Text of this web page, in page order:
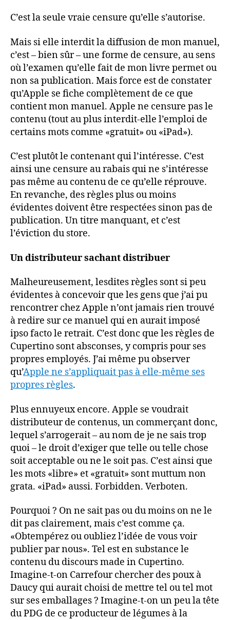
C’est la seule vraie censure qu’elle s’autorise.
Mais si elle interdit la diffusion de mon manuel,
c’est – bien sûr – une forme de censure, au sens
où l’examen qu’elle fait de mon livre permet ou
non sa publication. Mais force est de constater
qu’Apple se fiche complètement de ce que
contient mon manuel. Apple ne censure pas le
contenu (tout au plus interdit-elle l’emploi de
certains mots comme «gratuit» ou «iPad»).
C’est plutôt le contenant qui l’intéresse. C’est
ainsi une censure au rabais qui ne s’intéresse
pas même au contenu de ce qu’elle réprouve.
En revanche, des règles plus ou moins
évidentes doivent être respectées sinon pas de
publication. Un titre manquant, et c’est
l’éviction du store.
Un distributeur sachant distribuer
Malheureusement, lesdites règles sont si peu
évidentes à concevoir que les gens que j’ai pu
rencontrer chez Apple n’ont jamais rien trouvé
à redire sur ce manuel qui en aurait imposé
ipso facto le retrait. C’est donc que les règles de
Cupertino sont absconses, y compris pour ses
propres employés. J’ai même pu observer
qu’Apple ne s’appliquait pas à elle-même ses
propres règles.
Plus ennuyeux encore. Apple se voudrait
distributeur de contenus, un commerçant donc,
lequel s’arrogerait – au nom de je ne sais trop
quoi – le droit d’exiger que telle ou telle chose
soit acceptable ou ne le soit pas. C’est ainsi que
les mots «libre» et «gratuit» sont muttum non
grata. «iPad» aussi. Forbidden. Verboten.
Pourquoi ? On ne sait pas ou du moins on ne le
dit pas clairement, mais c’est comme ça.
«Obtempérez ou oubliez l’idée de vous voir
publier par nous». Tel est en substance le
contenu du discours made in Cupertino.
Imagine-t-on Carrefour chercher des poux à
Daucy qui aurait choisi de mettre tel ou tel mot
sur ses emballages ? Imagine-t-on un peu la tête
du PDG de ce producteur de légumes à la